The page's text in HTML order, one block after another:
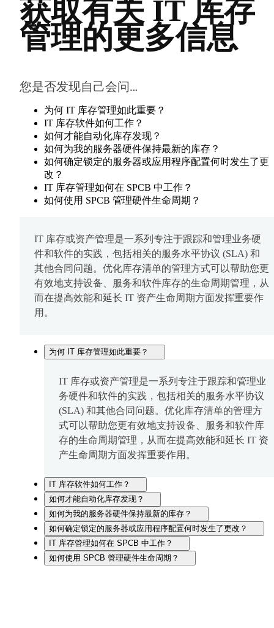
获取有关 IT 库存
管理的更多信息
您是否发现自己会问…
为何 IT 库存管理如此重要？
IT 库存软件如何工作？
如何才能自动化库存发现？
如何为我的服务器硬件保持最新的库存？
如何确定锁定的服务器或应用程序配置何时发生了更
改？
IT 库存管理如何在 SPCB 中工作？
如何使用 SPCB 管理硬件生命周期？
IT 库存或资产管理是一系列专注于跟踪和管理业务硬
件和软件的实践，包括相关的服务水平协议 (SLA) 和
其他合同问题。优化库存清单的管理方式可以帮助您更
有效地支持设备、服务和软件库存的生命周期管理，从
而在提高效能和延长 IT 资产生命周期方面发挥重要作
用。
为何 IT 库存管理如此重要？
IT 库存或资产管理是一系列专注于跟踪和管理业
务硬件和软件的实践，包括相关的服务水平协议
(SLA) 和其他合同问题。优化库存清单的管理方
式可以帮助您更有效地支持设备、服务和软件库
存的生命周期管理，从而在提高效能和延长 IT 资
产生命周期方面发挥重要作用。
IT 库存软件如何工作？
如何才能自动化库存发现？
如何为我的服务器硬件保持最新的库存？
如何确定锁定的服务器或应用程序配置何时发生了更改？
IT 库存管理如何在 SPCB 中工作？
如何使用 SPCB 管理硬件生命周期？